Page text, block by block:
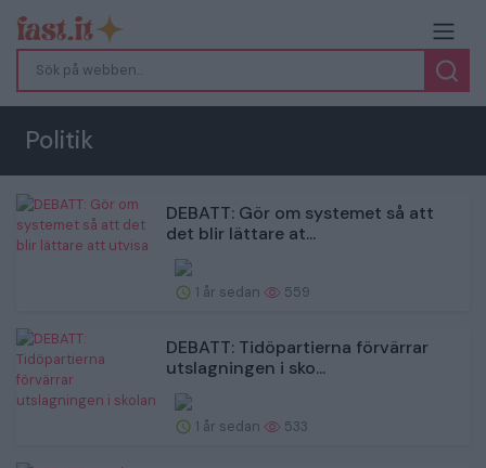
Politik
DEBATT: Gör om systemet så att
det blir lättare at...
1 år sedan 559
DEBATT: Tidöpartierna förvärrar
utslagningen i sko...
1 år sedan 533